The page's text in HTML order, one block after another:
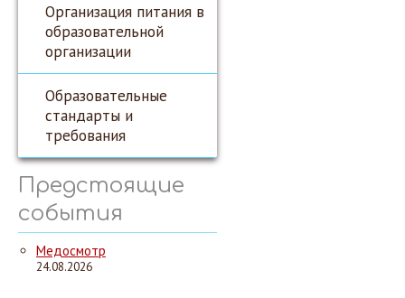
Организация питания в
образовательной
организации
Образовательные
стандарты и
требования
Предстоящие
события
Медосмотр
24.08.2026